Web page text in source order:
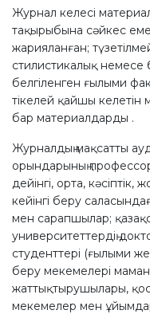
Журнал келесі
тақырыбына сәйкес
жарияланған;
стилистикалық немесе
белгіленген ғылыми
тікелей қайшы келетін
бар материалдарды .
Журналдың мақсатты
орындарының
дейінгі, орта,
кейінгі беру
мен сарапшылар;
университеттердің
студенттері (ғылыми
беру мекемелері
жаттықтырушылары,
мекемелер мен